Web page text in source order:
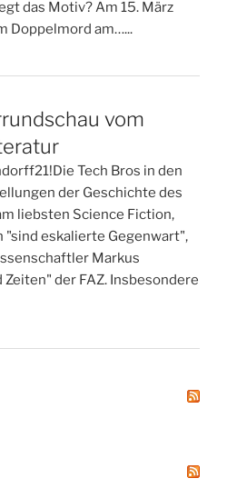
das Motiv? Am 15. März
Doppelmord am…...
vom
Tech Bros in den
der Geschichte des
liebsten Science Fiction,
"sind eskalierte Gegenwart",
Markus
der FAZ. Insbesondere